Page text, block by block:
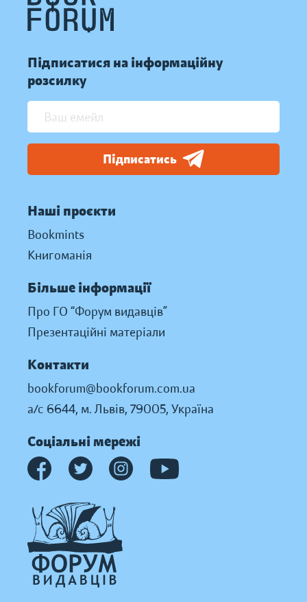
Підписатися на інформаційну
розсилку
Підписатись
Наші проєкти
Bookmints
Книгоманія
Більше інформації
Про ГО “Форум видавців”
Презентаційні матеріали
Контакти
bookforum@bookforum.com.ua
а/с 6644, м. Львів, 79005, Україна
Соціальні мережі